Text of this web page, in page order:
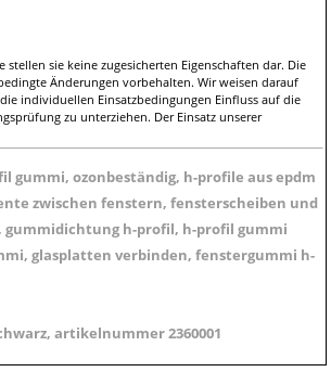
sie keine zugesicherten Eigenschaften dar. Die
Änderungen vorbehalten. Wir weisen darauf
individuellen Einsatzbedingungen Einfluss auf die
zu unterziehen. Der Einsatz unserer
ozonbeständig, h-profile aus epdm
zwischen fenstern, fensterscheiben und
h-profil, h-profil gummi
glasplatten verbinden, fenstergummi h-
artikelnummer 2360001